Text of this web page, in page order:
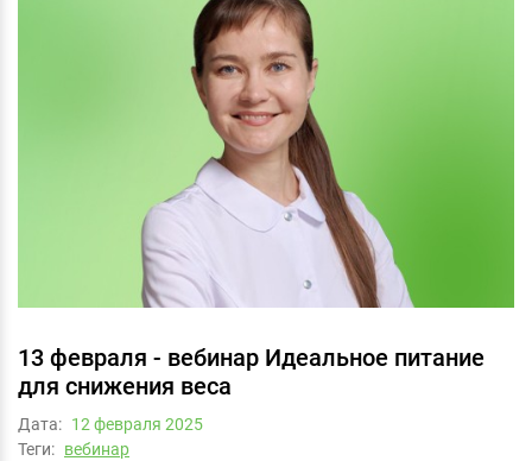
13 февраля - вебинар Идеальное питание
для снижения веса
Дата: 12 февраля 2025
Теги: вебинар